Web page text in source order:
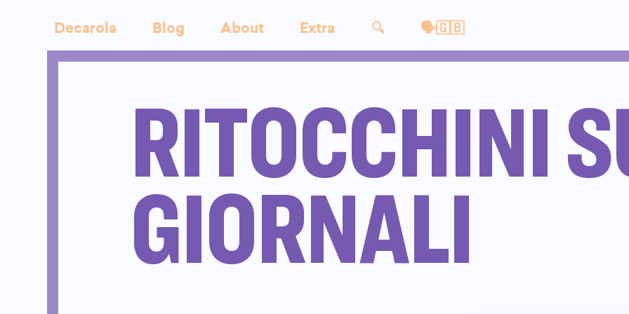
Decarola Blog About Extra 🔍 🗣🇬🇧
RITOCCHINI
GIORNALI